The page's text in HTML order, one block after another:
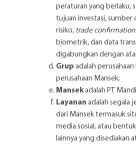
peraturan yang berlaku,
tujuan investasi, sumber
risiko, trade confirmation
biometrik, dan data
digabungkan dengan
Grup adalah
perusahaan Mansek;
Mansekadalah PT
Layanan adalah segala
dari Mansek termasuk
media sosial, atau
lainnya yang disediakan